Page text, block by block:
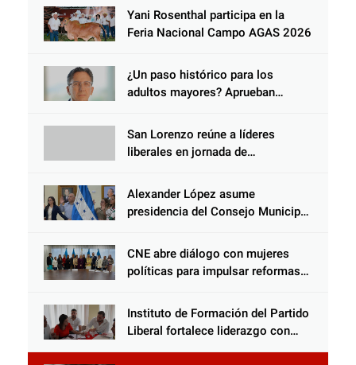
peso de la ley al responsable de
Choloma es consolidar un Estado
que protege al verdugo y
Yani Rosenthal participa en la
Feria Nacional Campo AGAS 2026
¿Un paso histórico para los
adultos mayores? Aprueban
Salomón Nazar para fortalecer su
protección en Honduras
San Lorenzo reúne a líderes
liberales en jornada de
Alexander López asume
presidencia del Consejo Municipal
Censo Nacional 2026
CNE abre diálogo con mujeres
políticas para impulsar reformas
Instituto de Formación del Partido
Liberal fortalece liderazgo con